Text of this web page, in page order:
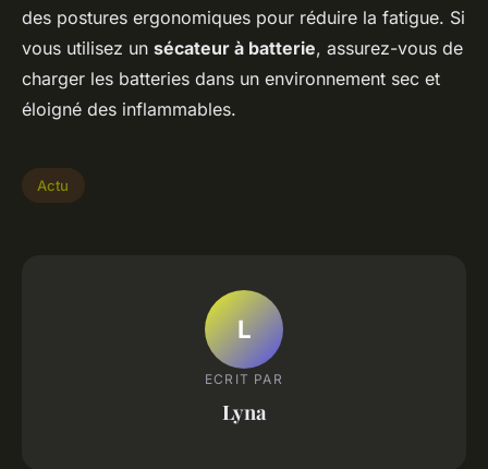
des postures ergonomiques pour réduire la fatigue. Si
vous utilisez un sécateur à batterie, assurez-vous de
charger les batteries dans un environnement sec et
éloigné des inflammables.
Actu
L
ECRIT PAR
Lyna